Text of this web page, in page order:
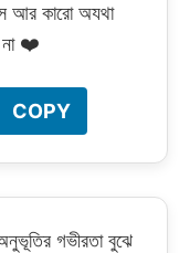
আর কারো অযথা
না ❤️
COPY
গভীরতা বুঝে